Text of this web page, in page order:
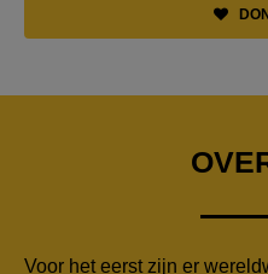
Voor het eerst zijn er